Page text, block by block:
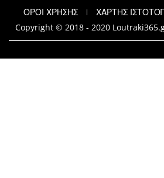
ΟΡΟΙ ΧΡΗΣΗΣ
ΧΑΡΤΗΣ
Copyright © 2018 - 2020